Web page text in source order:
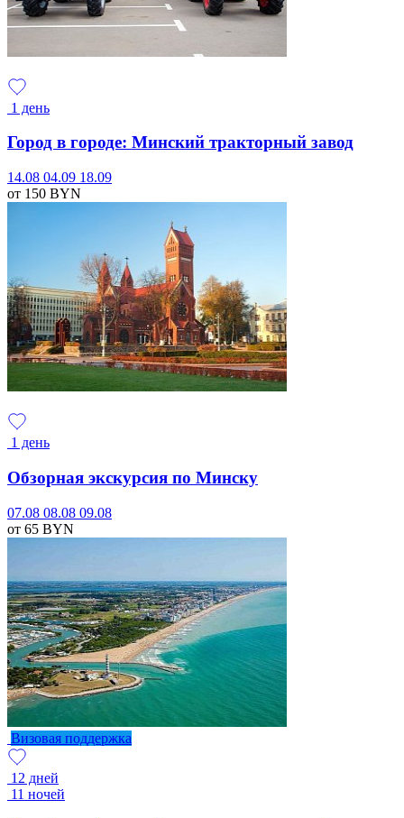
1 день
Город в городе: Минский тракторный завод
14.08 04.09 18.09
от 150 BYN
1 день
Обзорная экскурсия по Минску
07.08 08.08 09.08
от 65 BYN
Визовая поддержка
12 дней
11 ночей